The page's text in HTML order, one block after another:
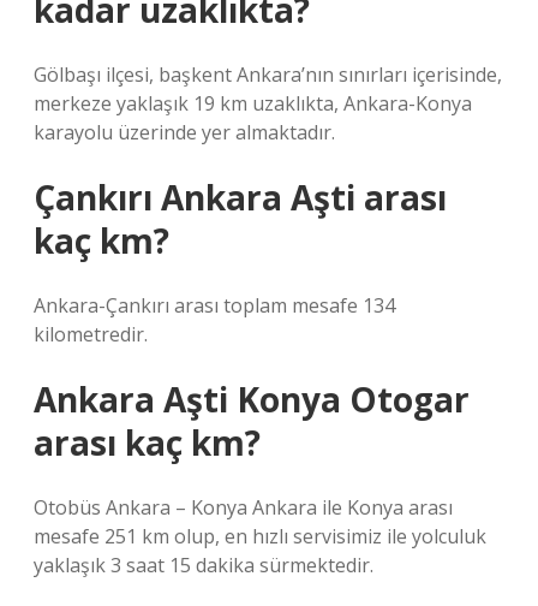
kadar uzaklıkta?
Gölbaşı ilçesi, başkent Ankara’nın sınırları içerisinde,
merkeze yaklaşık 19 km uzaklıkta, Ankara-Konya
karayolu üzerinde yer almaktadır.
Çankırı Ankara Aşti arası
kaç km?
Ankara-Çankırı arası toplam mesafe 134
kilometredir.
Ankara Aşti Konya Otogar
arası kaç km?
Otobüs Ankara – Konya Ankara ile Konya arası
mesafe 251 km olup, en hızlı servisimiz ile yolculuk
yaklaşık 3 saat 15 dakika sürmektedir.